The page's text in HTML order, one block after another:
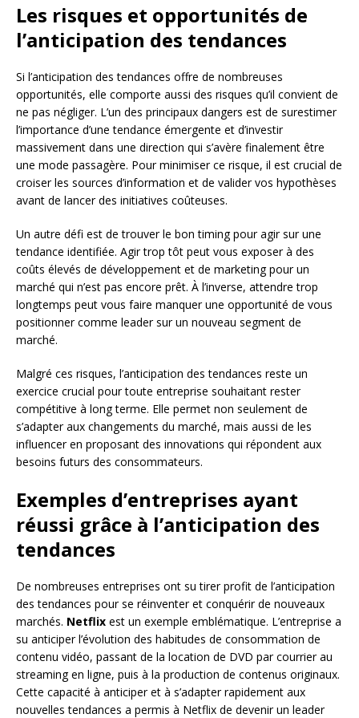
Les risques et opportunités de
l’anticipation des tendances
Si l’anticipation des tendances offre de nombreuses
opportunités, elle comporte aussi des risques qu’il convient de
ne pas négliger. L’un des principaux dangers est de surestimer
l’importance d’une tendance émergente et d’investir
massivement dans une direction qui s’avère finalement être
une mode passagère. Pour minimiser ce risque, il est crucial de
croiser les sources d’information et de valider vos hypothèses
avant de lancer des initiatives coûteuses.
Un autre défi est de trouver le bon timing pour agir sur une
tendance identifiée. Agir trop tôt peut vous exposer à des
coûts élevés de développement et de marketing pour un
marché qui n’est pas encore prêt. À l’inverse, attendre trop
longtemps peut vous faire manquer une opportunité de vous
positionner comme leader sur un nouveau segment de
marché.
Malgré ces risques, l’anticipation des tendances reste un
exercice crucial pour toute entreprise souhaitant rester
compétitive à long terme. Elle permet non seulement de
s’adapter aux changements du marché, mais aussi de les
influencer en proposant des innovations qui répondent aux
besoins futurs des consommateurs.
Exemples d’entreprises ayant
réussi grâce à l’anticipation des
tendances
De nombreuses entreprises ont su tirer profit de l’anticipation
des tendances pour se réinventer et conquérir de nouveaux
marchés. Netflix est un exemple emblématique. L’entreprise a
su anticiper l’évolution des habitudes de consommation de
contenu vidéo, passant de la location de DVD par courrier au
streaming en ligne, puis à la production de contenus originaux.
Cette capacité à anticiper et à s’adapter rapidement aux
nouvelles tendances a permis à Netflix de devenir un leader